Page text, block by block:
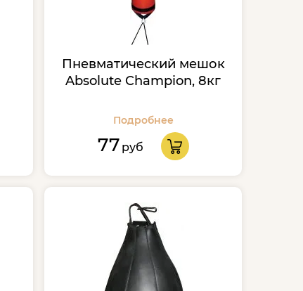
Пневматический мешок
Absolute Champion, 8кг
Подробнее
77 руб